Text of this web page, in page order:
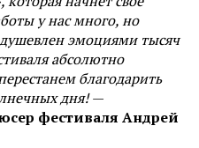
у нас много, но
эмоциями тысяч
абсолютно
благодарить
дня!—
фестиваля Андрей